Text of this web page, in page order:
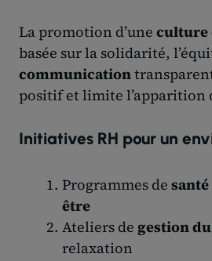
La promotion d’une culture
basée sur la solidarité,
communication
positif et limite l’apparition
Initiatives RH pour un
Programmes de
être
Ateliers de gestion
relaxation